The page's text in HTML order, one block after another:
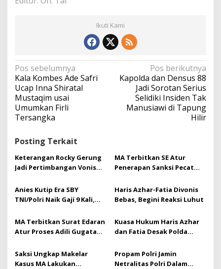
Ikuti Kami
N
a
v
i
g
a
s
p
s
Pos sebelumnya
Kala Kombes Ade Safri
Ucap Inna Shiratal
Mustaqim usai
Umumkan Firli
Tersangka
Pos berikutnya
Kapolda dan Densus 88
Jadi Sorotan Serius
Selidiki Insiden Tak
Manusiawi di Tapung
Hilir
Posting Terkait
Keterangan Rocky Gerung
Jadi Pertimbangan Vonis
MA Terbitkan SE Atur
Penerapan Sanksi Pecat
Anies Kutip Era SBY
TNI/Polri Naik Gaji 9 Kali,
Haris Azhar-Fatia Divonis
Bebas, Begini Reaksi Luhut
MA Terbitkan Surat Edaran
Atur Proses Adili Gugatan
Kuasa Hukum Haris Azhar
dan Fatia Desak Polda
Laporan Dugaan Korupsi
Luhut
Saksi Ungkap Makelar
Kasus MA Lakukan
Propam Polri Jamin
Netralitas Polri Dalam